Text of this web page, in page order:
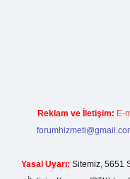
Reklam ve İletişim: E-
Yasal Uyarı: Sitemiz, 5651